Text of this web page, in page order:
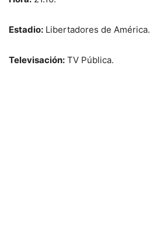
Estadio: Libertadores de América.
Televisación: TV Pública.